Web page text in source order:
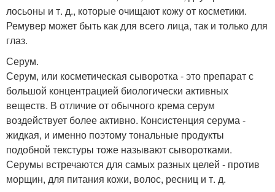
лосьоны и т. д., которые очищают кожу от косметики.
Ремувер может быть как для всего лица, так и только для
глаз.
Серум.
Серум, или косметическая сыворотка - это препарат с
большой концентрацией биологически активных
веществ. В отличие от обычного крема серум
воздействует более активно. Консистенция серума -
жидкая, и именно поэтому тональные продукты
подобной текстуры тоже называют сыворотками.
Серумы встречаются для самых разных целей - против
морщин, для питания кожи, волос, ресниц и т. д.